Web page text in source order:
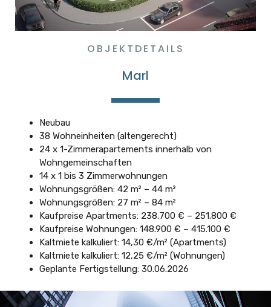
OBJEKTDETAILS
Marl
Neubau
38 Wohneinheiten (altengerecht)
24 x 1-Zimmerapartements innerhalb von
Wohngemeinschaften
14 x 1 bis 3 Zimmerwohnungen
Wohnungsgrößen: 42 m² – 44 m²
Wohnungsgrößen: 27 m² – 84 m²
Kaufpreise Apartments: 238.700 € – 251.800 €
Kaufpreise Wohnungen: 148.900 € – 415.100 €
Kaltmiete kalkuliert: 14,30 €/m² (Apartments)
Kaltmiete kalkuliert: 12,25 €/m² (Wohnungen)
Geplante Fertigstellung: 30.06.2026